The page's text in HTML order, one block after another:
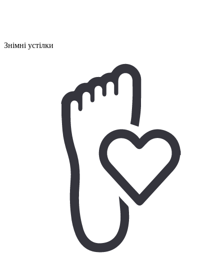
Знімні устілки